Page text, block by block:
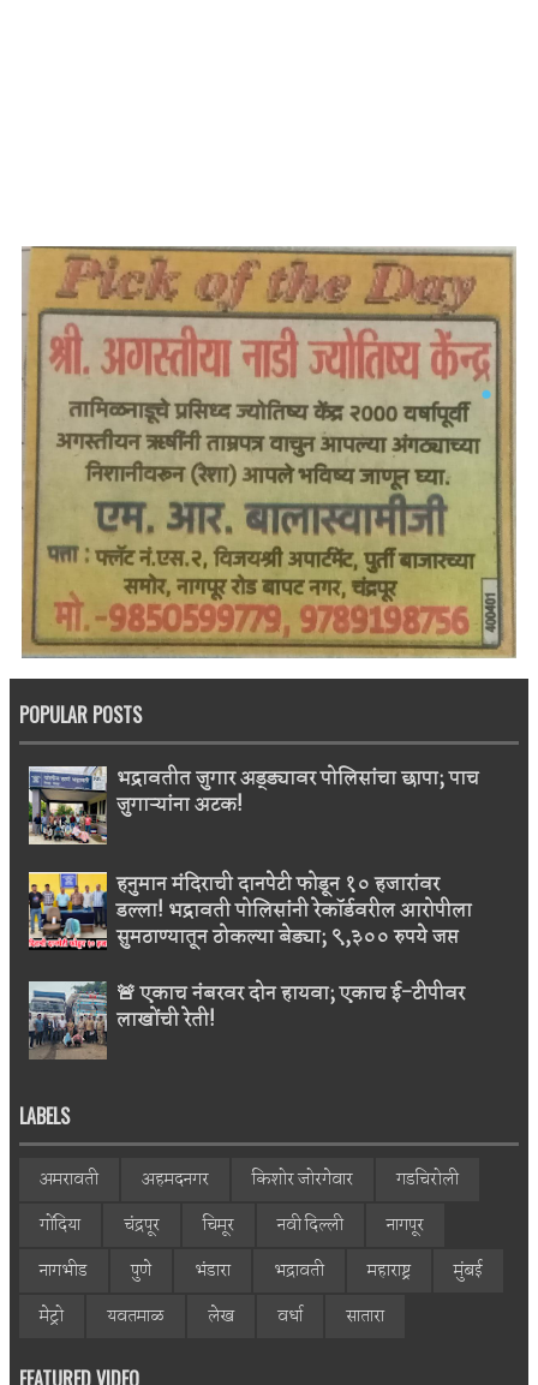
POPULAR POSTS
भद्रावतीत जुगार अड्ड्यावर पोलिसांचा छापा; पाच
जुगाऱ्यांना अटक!
हनुमान मंदिराची दानपेटी फोडून १० हजारांवर
डल्ला! भद्रावती पोलिसांनी रेकॉर्डवरील आरोपीला
सुमठाण्यातून ठोकल्या बेड्या; ९,३०० रुपये जप्त
🚨 एकाच नंबरवर दोन हायवा; एकाच ई-टीपीवर
लाखोंची रेती!
LABELS
अमरावती अहमदनगर किशोर जोरगेवार
गडचिरोली
गोंदिया
चंद्रपूर चिमूर नवी दिल्ली
नागपूर
नागभीड
पुणे भंडारा भद्रावती महाराष्ट्र
मुंबई
मेट्रो
यवतमाळ लेख वर्धा सातारा
FEATURED VIDEO